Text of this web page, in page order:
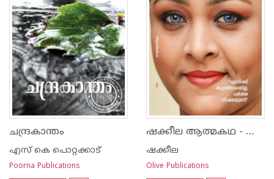
ചന്ദ്രകാന്തം
എസ്‌ കെ പൊറ്റക്കാട്‌
Poorna Publications
ഷക്കീല ആത്മകഥ - ഷക്കീല
ഷക്കീല
Olive Publications